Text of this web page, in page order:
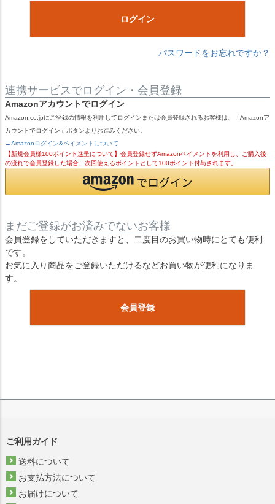
ログイン
パスワードをお忘れですか？
連携サービスでログイン・会員登録
Amazonアカウントでログイン
Amazon.co.jpにご登録の情報を利用してログインまたは会員登録されるお客様は、「Amazonア
カウントでログイン」ボタンよりお進みください。
→Amazonログイン&ペイメントについて
【新規会員様100ポイント進呈について】会員登録せずAmazonペイメントを利用し、ご購入後
の流れで会員登録した場合、次回使えるポイントとして100ポイント付与されます。
まだご登録がお済みでないお客様
会員登録をしていただきますと、二度目のお買い物時にとても便利
です。
お気に入り商品をご登録いただけるなどお買い物が便利になりま
す。
会員登録
ご利用ガイド
送料について
お支払方法について
お届けについて